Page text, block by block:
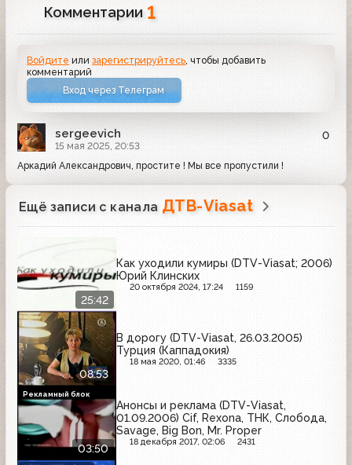
Комментарии 1
Войдите илизарегистрируйтесь , чтобы добавить
комментарий
Вход через Телеграм
sergeevich
15 мая 2025, 20:53
0
Аркадий Александрович, простите ! Мы все пропустили !
Ещё записи с канала ДТВ-Viasat
25:42
Как уходили кумиры (DTV-Viasat; 2006)
Юрий Клинских
20 октября 2024, 17:24 1159
08:53
В дорогу (DTV-Viasat, 26.03.2005)
Турция (Каппадокия)
18 мая 2020, 01:46 3335
03:50
Анонсы и реклама (DTV-Viasat,
01.09.2006) Cif, Rexona, ТНК, Слобода,
Savage, Big Bon, Mr. Proper
18 декабря 2017, 02:06 2431
Рекламный блок